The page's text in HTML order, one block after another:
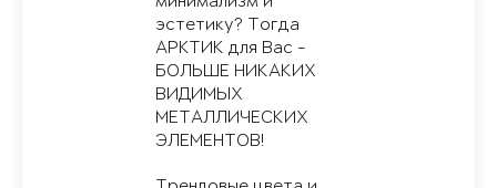
эстетику? Тогда
АРКТИК для Вас -
БОЛЬШЕ НИКАКИХ
ВИДИМЫХ
МЕТАЛЛИЧЕСКИХ
ЭЛЕМЕНТОВ!